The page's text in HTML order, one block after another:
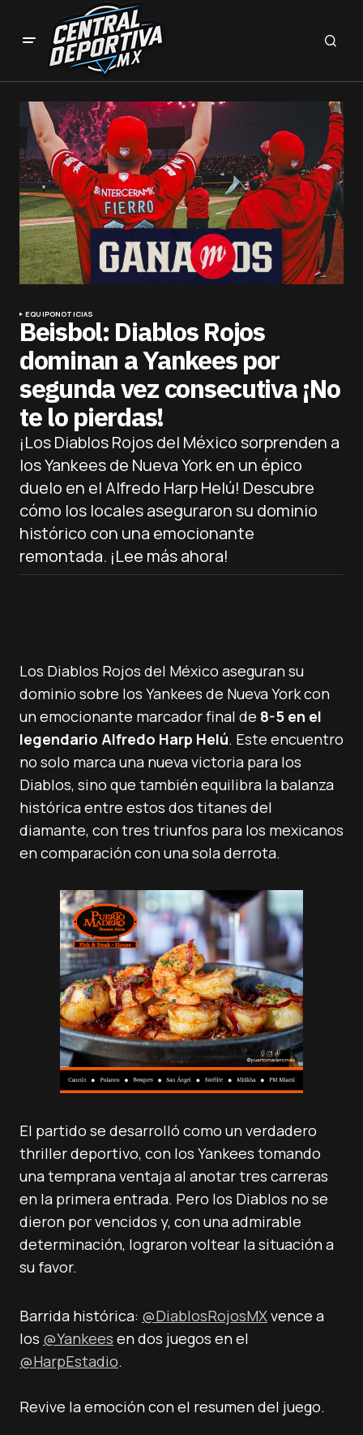
EQUIPONOTICIAS
Beisbol: Diablos Rojos
dominan a Yankees por
segunda vez consecutiva ¡No
te lo pierdas!
¡Los Diablos Rojos del México sorprenden a
los Yankees de Nueva York en un épico
duelo en el Alfredo Harp Helú! Descubre
cómo los locales aseguraron su dominio
histórico con una emocionante
remontada. ¡Lee más ahora!
Los Diablos Rojos del México aseguran su
dominio sobre los Yankees de Nueva York con
un emocionante marcador final de 8-5 en el
legendario Alfredo Harp Helú. Este encuentro
no solo marca una nueva victoria para los
Diablos, sino que también equilibra la balanza
histórica entre estos dos titanes del
diamante, con tres triunfos para los mexicanos
en comparación con una sola derrota.
El partido se desarrolló como un verdadero
thriller deportivo, con los Yankees tomando
una temprana ventaja al anotar tres carreras
en la primera entrada. Pero los Diablos no se
dieron por vencidos y, con una admirable
determinación, lograron voltear la situación a
su favor.
Barrida histórica: @DiablosRojosMXvence a
los @Yankees en dos juegos en el
@HarpEstadio.
Revive la emoción con el resumen del juego.